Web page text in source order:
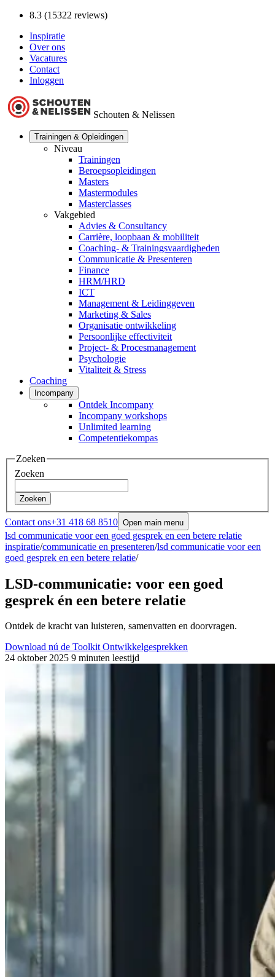
8.3 (15322 reviews)
Inspiratie
Over ons
Vacatures
Contact
Inloggen
Schouten & Nelissen
Trainingen & Opleidingen
Niveau
Trainingen
Beroepsopleidingen
Masters
Mastermodules
Masterclasses
Vakgebied
Advies & Consultancy
Carrière, loopbaan & mobiliteit
Coaching- & Trainingsvaardigheden
Communicatie & Presenteren
Finance
HRM/HRD
ICT
Management & Leidinggeven
Marketing & Sales
Organisatie ontwikkeling
Persoonlijke effectiviteit
Project- & Procesmanagement
Psychologie
Vitaliteit & Stress
Coaching
Incompany
Ontdek Incompany
Incompany workshops
Unlimited learning
Competentiekompas
Zoeken
Zoeken
Zoeken
Contact ons+31 418 68 8510 Open main menu
lsd communicatie voor een goed gesprek en een betere relatie
inspiratie/communicatie en presenteren/lsd communicatie voor een
goed gesprek en een betere relatie/
LSD-communicatie: voor een goed
gesprek én een betere relatie
Ontdek de kracht van luisteren, samenvatten en doorvragen.
Download nú de Toolkit Ontwikkelgesprekken
24 oktober 2025 9 minuten leestijd